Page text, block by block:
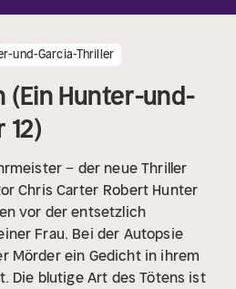
und-Garcia-Thriller
(Ein Hunter-und-
12)
− der neue Thriller
Chris Carter Robert Hunter
vor der entsetzlich
Frau. Bei der Autopsie
Mörder ein Gedicht in ihrem
Die blutige Art des Tötens ist